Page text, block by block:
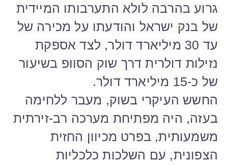
גרוע בהרבה לולא התערבותו המיידית
של בנק ישראל והודעתו על מכירה של
עד 30 מיליארד דולר, לצד אספקת
נזילות דולרית דרך שוק הסוופ בשיעור
של כ-15 מיליארד דולר.
החשש העיקרי בשוק, מעבר ללחימה
בעזה, היה מפתיחת מערכה רב-זירתית
משמעותית, בפרט מכיוון החזית
הצפונית, עם השלכות כלכליות